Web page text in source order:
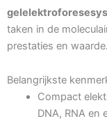
taken in de
prestaties en waarde.
Belangrijkste
Compact
DNA, RNA en